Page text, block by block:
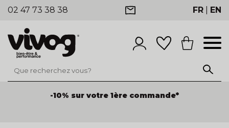
02 47 73 38 38 FR EN
-10% sur votre 1ère commande*